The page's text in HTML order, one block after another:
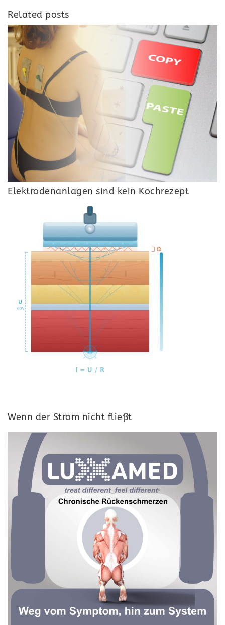
Related posts
Elektrodenanlagen sind kein Kochrezept
Wenn der Strom nicht fließt